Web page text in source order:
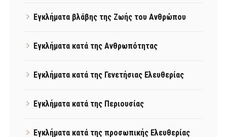
Εγκλήματα βλάβης της Ζωής του Ανθρώπου
Εγκλήματα κατά της Ανθρωπότητας
Εγκλήματα κατά της Γενετήσιας Ελευθερίας
Εγκλήματα κατά της Περιουσίας
Εγκλήματα κατά της προσωπικής Ελευθερίας